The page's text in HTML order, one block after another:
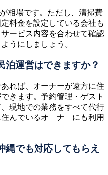
相場です。ただし、清掃費
料金を設定している会社も
ービス内容を合わせて確認
うにしましょう。
泊運営はできますか？
れば、オーナーが遠方に住
きます。予約管理・ゲスト
現地での業務をすべて代行
んでいるオーナーにも利用
縄でも対応してもらえ